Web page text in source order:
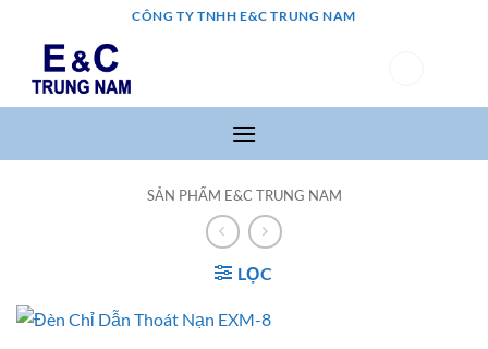
dung
CÔNG TY TNHH E&C TRUNG NAM
SẢN PHẨM E&C TRUNG NAM
LỌC